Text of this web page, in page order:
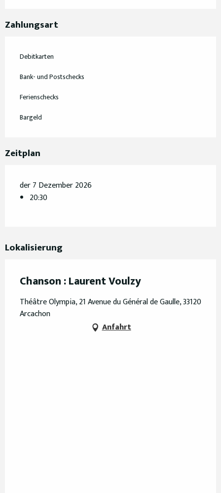
Zahlungsart
Debitkarten
Bank- und Postschecks
Ferienschecks
Bargeld
Zeitplan
der 7 Dezember 2026
20:30
Lokalisierung
Chanson : Laurent Voulzy
Théâtre Olympia, 21 Avenue du Général de Gaulle, 33120
Arcachon
Anfahrt